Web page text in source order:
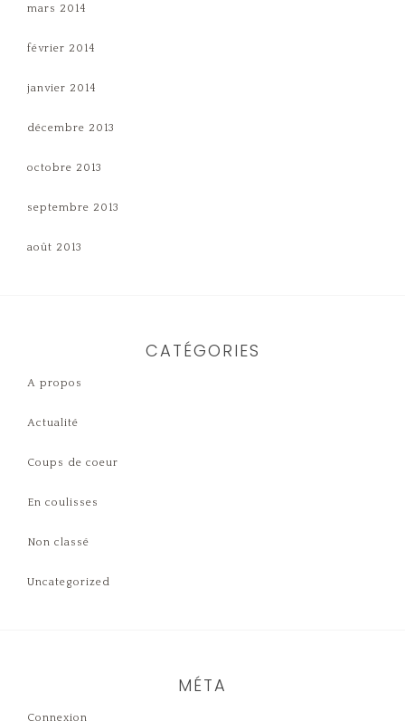
mars 2014
février 2014
janvier 2014
décembre 2013
octobre 2013
septembre 2013
août 2013
CATÉGORIES
A propos
Actualité
Coups de coeur
En coulisses
Non classé
Uncategorized
MÉTA
Connexion